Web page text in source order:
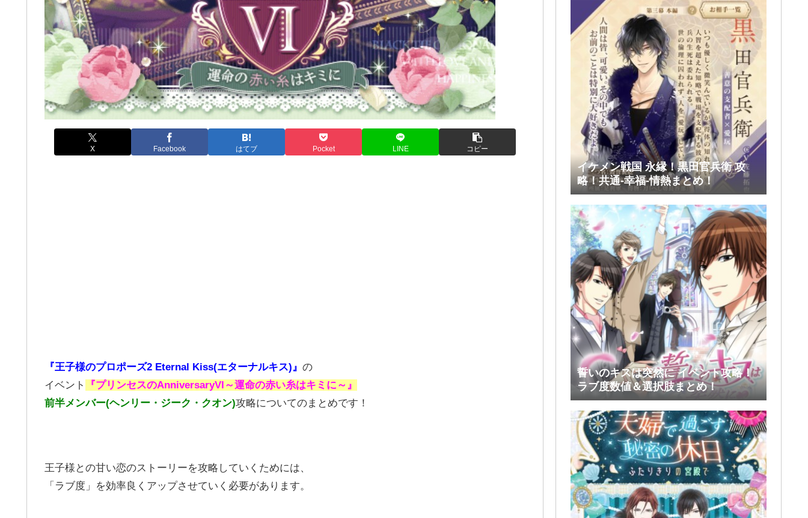
X Facebook はてブ Pocket LINE コピー
『王子様のプロポーズ2 Eternal Kiss(エターナルキス)』 の
イベント
『プリンセスのAnniversaryVI～運命の赤い糸はキミに～』
前半メンバー(ヘンリー・ジーク・クオン)攻略についてのまとめです！
王子様との甘い恋のストーリーを攻略していくためには、
「ラブ度」を効率良くアップさせていく必要があります。
イケメン戦国 永縁！黒田官兵衛 攻
略！共通-幸福-情熱まとめ！
誓いのキスは突然に イベント攻略！
ラブ度数値＆選択肢まとめ！